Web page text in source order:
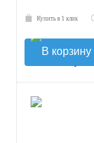
Купить в 1 клик